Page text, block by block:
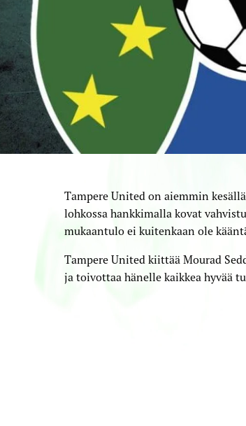
Tampere United on aiemmin
lohkossa hankkimalla kovat
mukaantulo ei kuitenkaan ole
Tampere United kiittää Mourad
ja toivottaa hänelle kaikkea hyvää